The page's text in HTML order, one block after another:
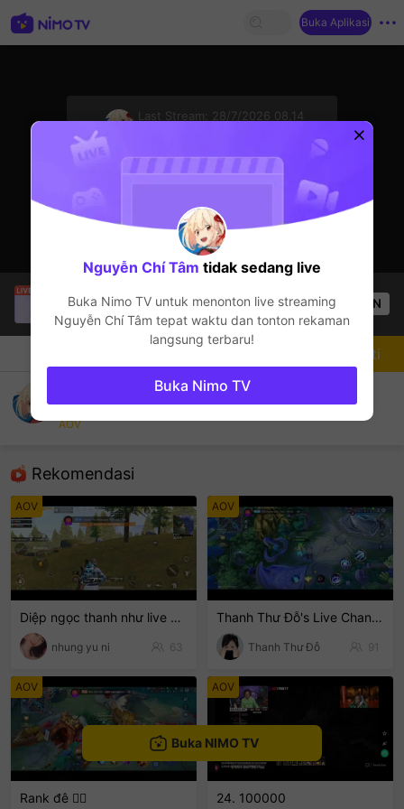
Buka Aplikasi
Last Stream:
28/7/2026 08.14
Lê Thanh Trân
sedang siaran langsung!
AOV
88 Penonton OPEN
Nguyễn Chí Tâm
AOV
Rekomendasi
AOV
Diệp ngọc thanh như live 💓💓💓🍭
nhung yu ni 63
AOV
Thanh Thư Đỗ's Live Channel
Thanh Thư Đỗ 91
AOV
Rank đê 🙂‍↕️
AOV
24. 100000
Mengikuti
Buka NIMO TV
Nguyễn Chí Tâm tidak sedang live
Buka Nimo TV untuk menonton live streaming
Nguyễn Chí Tâm tepat waktu dan tonton rekaman
langsung terbaru!
Buka Nimo TV